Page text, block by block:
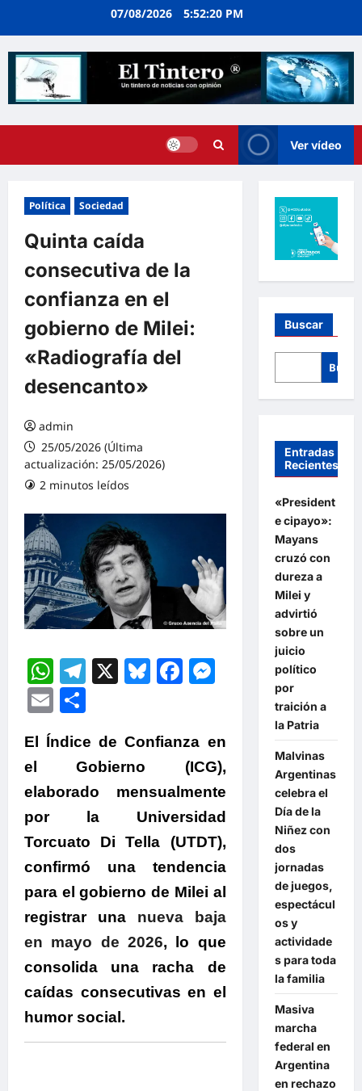
07/08/2026 5:52:21 PM
Ver vídeo
Política Sociedad
Quinta caída
consecutiva de la
confianza en el
gobierno de Milei:
«Radiografía del
desencanto»
admin
25/05/2026 (Última
actualización: 25/05/2026)
2 minutos leídos
WhatsApp
Telegram
X Bluesky
Facebook
Messenger
Email
El Índice de Confianza en
el Gobierno (ICG),
elaborado mensualmente
por la Universidad
Torcuato Di Tella (UTDT),
confirmó una tendencia
para el gobierno de Milei al
registrar una nueva baja
en mayo de 2026, lo que
consolida una racha de
caídas consecutivas en el
humor social.
Buscar
Entradas
Recientes
«President
e cipayo»:
Mayans
cruzó con
dureza a
Milei y
advirtió
sobre un
juicio
político
por
traición a
la Patria
Malvinas
Argentinas
celebra el
Día de la
Niñez con
dos
jornadas
de juegos,
espectácul
os y
actividade
s para toda
la familia
Masiva
marcha
federal en
Argentina
en rechazo